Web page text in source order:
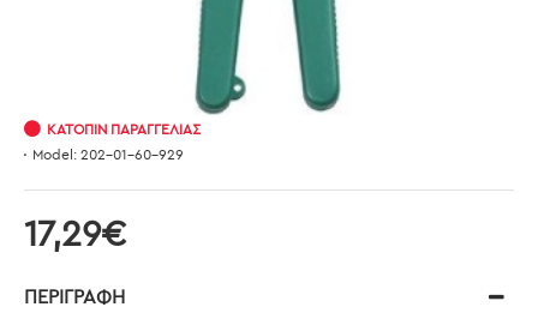
17,29€
ΚΑΤΌΠΙΝ ΠΑΡΑΓΓΕΛΊΑΣ
Model: 202-01-60-929
ΠΕΡΙΓΡΑΦΉ